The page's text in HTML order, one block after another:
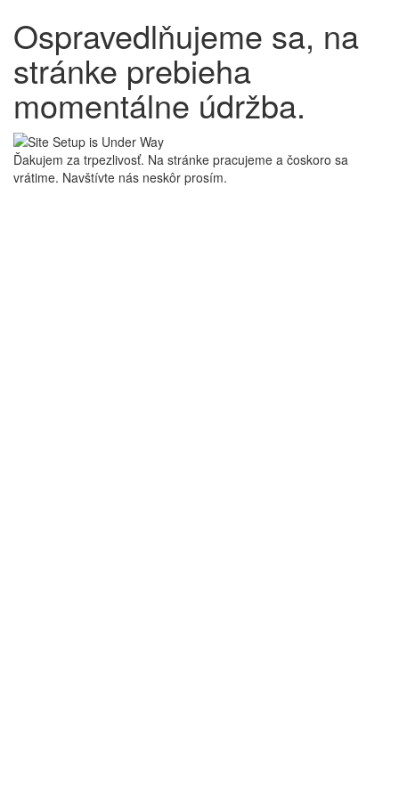
Ospravedlňujeme sa, na
stránke prebieha
momentálne údržba.
Ďakujem za trpezlivosť. Na stránke pracujeme a čoskoro sa
vrátime. Navštívte nás neskôr prosím.